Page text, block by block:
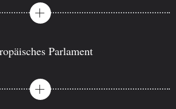
Parlament